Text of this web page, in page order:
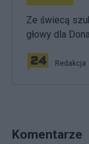
Ze świecą
głowy dla
Redakcja
Komentarze